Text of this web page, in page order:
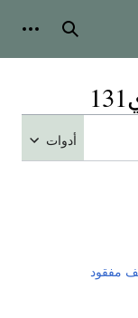
بحث
أدوات
مفقود